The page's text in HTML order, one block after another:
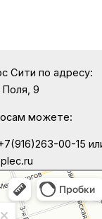
Сити по адресу:
9
можете:
00-15